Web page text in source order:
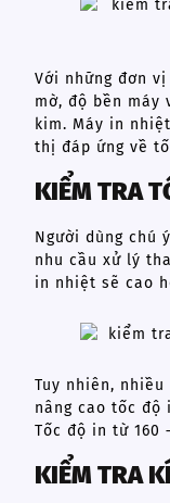
Với những đơn
mờ, độ bền
kim. Máy in
thị đáp ứng về
KIỂM TRA
Người dùng chú
nhu cầu xử lý
in nhiệt sẽ cao
Tuy nhiên,
nâng cao tốc
Tốc độ in từ 160
KIỂM TRA